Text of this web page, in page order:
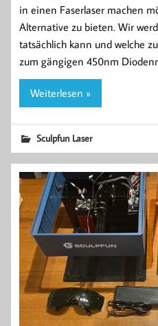
in einen Faserlaser machen
Alternative zu bieten. Wir
tatsächlich kann und welche
zum gängigen 450nm
Weiterlesen »
Sculpfun Laser